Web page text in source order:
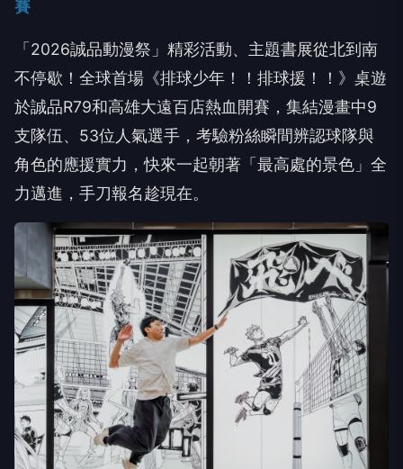
賽
「 2026誠品動漫祭」精彩活動、主題書展從北到南
不停歇！全球首場《排球少年！！排球援！！》桌遊
於誠品R79和高雄大遠百店熱血開賽，集結漫畫中9
支隊伍、 53位人氣選手，考驗粉絲瞬間辨認球隊與
角色的應援實力，快來一起朝著「最高處的景色」全
力邁進， 手刀報名趁現在。